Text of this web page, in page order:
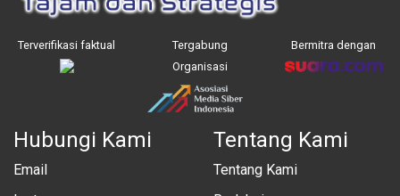
Terverifikasi faktual
Tergabung
Organisasi
Bermitra dengan
Hubungi Kami
Email
Tentang Kami
Tentang Kami